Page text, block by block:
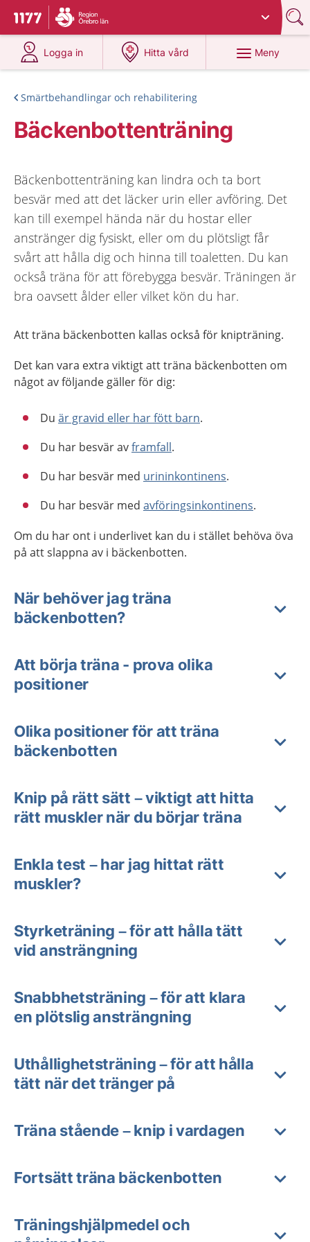
Till startsidan för 1177
Du har valt region
Logga in
på 1177.se
Hitta vård
på 1177.se
Meny
Smärtbehandlingar och rehabilitering
Bäckenbottenträning
Bäckenbottenträning kan lindra och ta bort
besvär med att det läcker urin eller avföring. Det
kan till exempel hända när du hostar eller
anstränger dig fysiskt, eller om du plötsligt får
svårt att hålla dig och hinna till toaletten. Du kan
också träna för att förebygga besvär. Träningen är
bra oavsett ålder eller vilket kön du har.
Att träna bäckenbotten kallas också för knipträning.
Det kan vara extra viktigt att träna bäckenbotten om
något av följande gäller för dig:
Du är gravid eller har fött barn.
Du har besvär avframfall.
Du har besvär med urininkontinens.
Du har besvär med avföringsinkontinens.
Om du har ont i underlivet kan du i stället behöva öva
på att slappna av i bäckenbotten.
När behöver jag träna
bäckenbotten?
Att börja träna - prova olika
positioner
Olika positioner för att träna
bäckenbotten
Knip på rätt sätt – viktigt att hitta
rätt muskler när du börjar träna
Enkla test – har jag hittat rätt
muskler?
Styrketräning – för att hålla tätt
vid ansträngning
Snabbhetsträning – för att klara
en plötslig ansträngning
Uthållighetsträning – för att hålla
tätt när det tränger på
Träna stående – knip i vardagen
Fortsätt träna bäckenbotten
Träningshjälpmedel och